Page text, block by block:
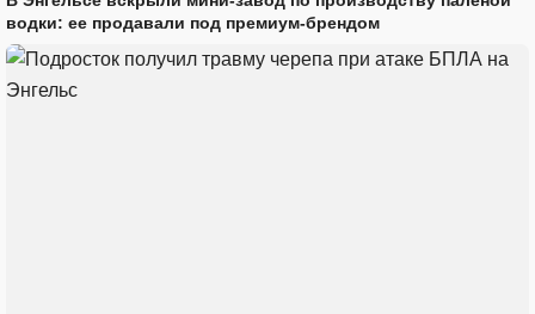
водки: ее продавали под премиум-брендом